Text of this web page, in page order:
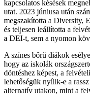
kapcsolatos késések
utat. 2023 júniusa után
megszakította a Diversity,
és teljesen leállította a
a DEI-t, sem a nyomon
A színes bőrű diákok
hogy az iskolák
döntéshez képest, a
lehetőségük nyílik-e a
alternatív utakon, mint a